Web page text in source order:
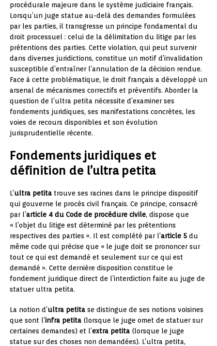
procédurale majeure dans le système judiciaire français.
Lorsqu’un juge statue au-delà des demandes formulées
par les parties, il transgresse un principe fondamental du
droit processuel : celui de la délimitation du litige par les
prétentions des parties. Cette violation, qui peut survenir
dans diverses juridictions, constitue un motif d’invalidation
susceptible d’entraîner l’annulation de la décision rendue.
Face à cette problématique, le droit français a développé un
arsenal de mécanismes correctifs et préventifs. Aborder la
question de l’ultra petita nécessite d’examiner ses
fondements juridiques, ses manifestations concrètes, les
voies de recours disponibles et son évolution
jurisprudentielle récente.
Fondements juridiques et
définition de l’ultra petita
L’ultra petita trouve ses racines dans le principe dispositif
qui gouverne le procès civil français. Ce principe, consacré
par l’article 4 du Code de procédure civile, dispose que
« l’objet du litige est déterminé par les prétentions
respectives des parties ». Il est complété par l’article 5 du
même code qui précise que « le juge doit se prononcer sur
tout ce qui est demandé et seulement sur ce qui est
demandé ». Cette dernière disposition constitue le
fondement juridique direct de l’interdiction faite au juge de
statuer ultra petita.
La notion d’ultra petita se distingue de ses notions voisines
que sont l’infra petita (lorsque le juge omet de statuer sur
certaines demandes) et l’extra petita (lorsque le juge
statue sur des choses non demandées). L’ultra petita,